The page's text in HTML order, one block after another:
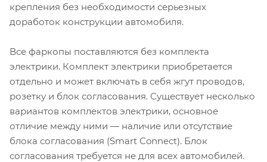
крепления без необходимости серьезных
доработок конструкции автомобиля.
Все фаркопы поставляются без комплекта
электрики. Комплект электрики приобретается
отдельно и может включать в себя жгут проводов,
розетку и блок согласования. Существует несколько
вариантов комплектов электрики, основное
отличие между ними — наличие или отсутствие
блока согласования (Smart Connect). Блок
согласования требуется не для всех автомобилей.